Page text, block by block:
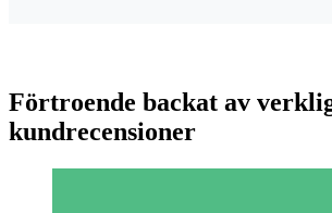
Förtroende backat av
kundrecensioner